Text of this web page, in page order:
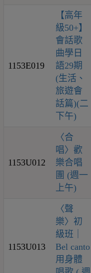
1153E019
【高年
級50+】
會話歌
曲學日
語29期
(生活、
旅遊會
話篇)(二
下午)
1153U012
〈合
唱〉歡
樂合唱
團 (週一
上午)
1153U013
〈聲
樂〉初
級班｜
Bel canto
用身體